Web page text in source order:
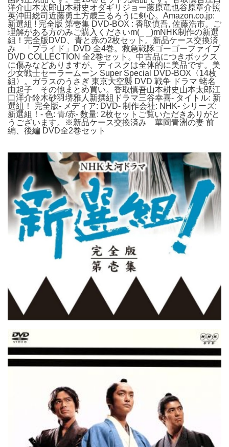
洋介山本太郎山本耕史オダギリジョー藤原竜也谷原章介照
英沖田総司近藤勇土方歳三るろうに剣心。Amazon.co.jp:
新選組 ! 完全版 第壱集 DVD-BOX : 香取慎吾, 佐藤浩市。ご
理解がある方のみご購入くださいm(_ _)mNHK制作の新選
組！完全版DVD、青と赤の2枚セット。新品ケース交換済
み 「プライド」DVD 全4巻。救急戦隊ゴーゴーファイブ
DVD COLLECTION 全2巻セット。中古品につきボックス
に傷みなどありますが、ディスクは全体的に美品です。美
少女戦士セーラームーン Super Special DVD-BOX〈14枚
組〉。ガラスのうさぎ 東京大空襲 DVD 戦争 ドラマ 蛯名
由起子 その他まとめ買い。香取慎吾山本耕史山本太郎江
口洋介鈴木砂羽堺雅人新撰組ドラマ三谷幸喜- タイトル: 新
選組！ 完全版- メディア: DVD- 制作会社: NHK- シリーズ:
新選組！- 色: 青/赤- 数量: 2枚セットご覧いただきありがと
うございます。※新品ケース交換済み 華岡青洲の妻 前
編、後編 DVD全2巻セット